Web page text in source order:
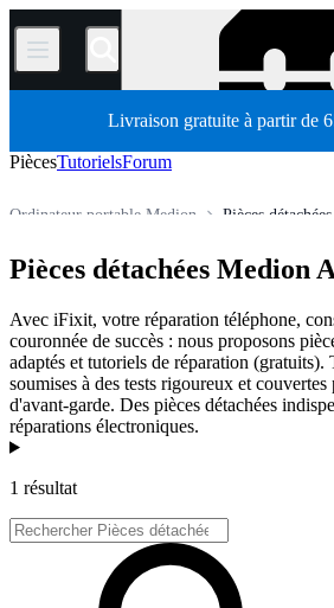
/
Livraison gratuite à partir de
PiècesTutorielsForum
Pièces
Ordinateur portable Medion
Pièces détachées Medion
Avec iFixit, votre réparation téléphone,
couronnée de succès : nous proposons
adaptés et tutoriels de réparation (gratuits).
soumises à des tests rigoureux et
d'avant-garde. Des pièces détachées
réparations électroniques.
Produits
1 résultat